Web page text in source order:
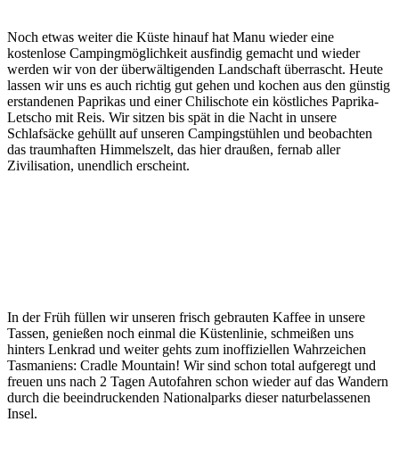
Noch etwas weiter die Küste hinauf hat Manu wieder eine
kostenlose Campingmöglichkeit ausfindig gemacht und wieder
werden wir von der überwältigenden Landschaft überrascht. Heute
lassen wir uns es auch richtig gut gehen und kochen aus den günstig
erstandenen Paprikas und einer Chilischote ein köstliches Paprika-
Letscho mit Reis. Wir sitzen bis spät in die Nacht in unsere
Schlafsäcke gehüllt auf unseren Campingstühlen und beobachten
das traumhaften Himmelszelt, das hier draußen, fernab aller
Zivilisation, unendlich erscheint.
In der Früh füllen wir unseren frisch gebrauten Kaffee in unsere
Tassen, genießen noch einmal die Küstenlinie, schmeißen uns
hinters Lenkrad und weiter gehts zum inoffiziellen Wahrzeichen
Tasmaniens: Cradle Mountain! Wir sind schon total aufgeregt und
freuen uns nach 2 Tagen Autofahren schon wieder auf das Wandern
durch die beeindruckenden Nationalparks dieser naturbelassenen
Insel.